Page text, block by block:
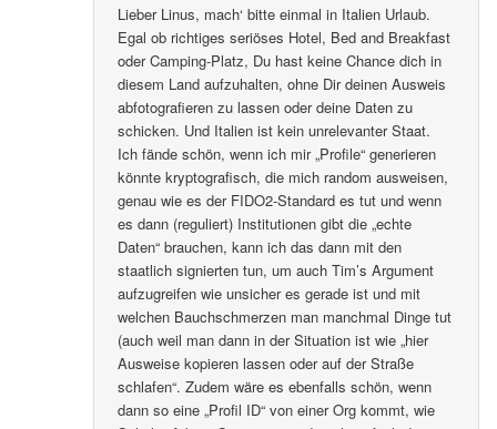
Lieber Linus, mach‘ bitte einmal in Italien Urlaub.
Egal ob richtiges seriöses Hotel, Bed and Breakfast
oder Camping-Platz, Du hast keine Chance dich in
diesem Land aufzuhalten, ohne Dir deinen Ausweis
abfotografieren zu lassen oder deine Daten zu
schicken. Und Italien ist kein unrelevanter Staat.
Ich fände schön, wenn ich mir „Profile“ generieren
könnte kryptografisch, die mich random ausweisen,
genau wie es der FIDO2-Standard es tut und wenn
es dann (reguliert) Institutionen gibt die „echte
Daten“ brauchen, kann ich das dann mit den
staatlich signierten tun, um auch Tim’s Argument
aufzugreifen wie unsicher es gerade ist und mit
welchen Bauchschmerzen man manchmal Dinge tut
(auch weil man dann in der Situation ist wie „hier
Ausweise kopieren lassen oder auf der Straße
schlafen“. Zudem wäre es ebenfalls schön, wenn
dann so eine „Profil ID“ von einer Org kommt, wie